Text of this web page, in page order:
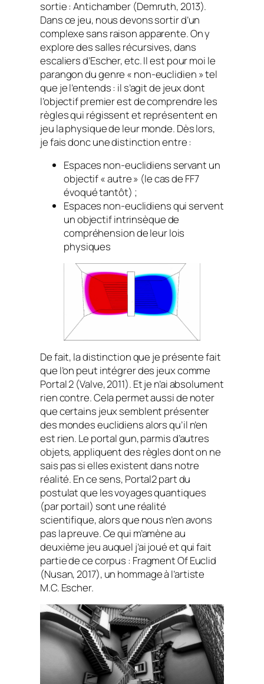
sortie :Antichamber (Demruth, 2013).
Dans ce jeu, nous devons sortir d’un
complexe sans raison apparente. On y
explore des salles récursives, dans
escaliers d’Escher, etc. Il est pour moi le
parangon du genre « non-euclidien » tel
que je l’entends : il s’agit de jeux dont
l’objectif premier est de comprendre les
règles qui régissent et représentent en
jeu la physique de leur monde. Dès lors,
je fais donc une distinction entre :
Espaces non-euclidiens servant un
objectif « autre » (le cas de FF7
évoqué tantôt) ;
Espaces non-euclidiens qui servent
un objectif intrinsèque de
compréhension de leur lois
physiques
De fait, la distinction que je présente fait
que l’on peut intégrer des jeux comme
Portal 2 (Valve, 2011). Et je n’ai absolument
rien contre. Cela permet aussi de noter
que certains jeux semblent présenter
des mondes euclidiens alors qu’il n’en
est rien. Le portal gun, parmis d’autres
objets, appliquent des règles dont on ne
sais pas si elles existent dans notre
réalité. En ce sens, Portal2 part du
postulat que les voyages quantiques
(par portail) sont une réalité
scientifique, alors que nous n’en avons
pas la preuve. Ce qui m’amène au
deuxième jeu auquel j’ai joué et qui fait
partie de ce corpus : Fragment Of Euclid
(Nusan, 2017), un hommage à l’artiste
M.C. Escher.